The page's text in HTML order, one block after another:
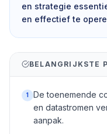
en strategie
en effectief te
BELANGRIJKSTE
1
De toenemende
en datastromen
aanpak.